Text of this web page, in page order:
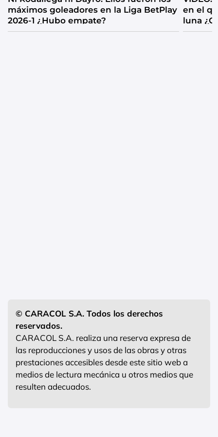
máximos goleadores en la Liga BetPlay
2026-1 ¿Hubo empate?
en el
luna
© CARACOL S.A. Todos los derechos
reservados.
CARACOL S.A. realiza una reserva expresa de
las reproducciones y usos de las obras y otras
prestaciones accesibles desde este sitio web a
medios de lectura mecánica u otros medios que
resulten adecuados.